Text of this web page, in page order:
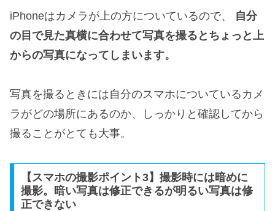
iPhoneはカメラが上の方についているので、
自分
の目で見た真横に合わせて写真を撮るとちょっと上
からの写真になってしまいます。
写真を撮るときには自分のスマホについているカメ
ラがどの場所にあるのか、しっかりと確認してから
撮ることがとても大事。
【スマホの撮影ポイント3】撮影時には暗めに
撮影。暗い写真は修正できるが明るい写真は修
正できない